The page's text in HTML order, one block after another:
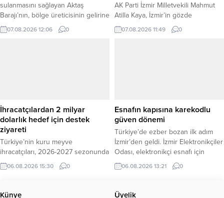
sulanmasını sağlayan Aktaş
Barajı’nın, bölge üreticisinin gelirine
bu yaz 264 milyon lira katkı
sağlaması bekleniyor. DSİ Genel
geçirilen Aktaş Barajı ve...
07.08.2026 12:06 0
AK Parti İzmir Milletvekili Mahmut
Atilla Kaya, İzmir’in gözde
semtlerinden Alsancak’ta uzun
süredir devam eden altyapı ve kazı
Vitrini Kısa Filme Konu Oldu” Kaya,
İzmirli esnafın Alsancak
sokaklarındaki kazı ve...
07.08.2026 11:49 0
İhracatçılardan 2 milyar
dolarlık hedef için destek
ziyareti
Türkiye’nin kuru meyve
ihracatçıları, 2026-2027 sezonunda
2 milyar dolarlık ihracat hedefine
ulaşılması amacıyla AK Parti Genel
Kadir İnan’ı ziyaret etti. Ege
06.08.2026 15:30 0
Esnafın kapısına karekodlu
güven dönemi
Türkiye’de ezber bozan ilk adım
İzmir’den geldi. İzmir Elektronikçiler
Odası, elektronikçi esnafı için
Türkiye’ye örnek teşkil edecek
“Dijital Mühür” uygulamasını
Teknolojileri Çarşısı’ndaki 35
06.08.2026 13:21 0
Künye Üyelik